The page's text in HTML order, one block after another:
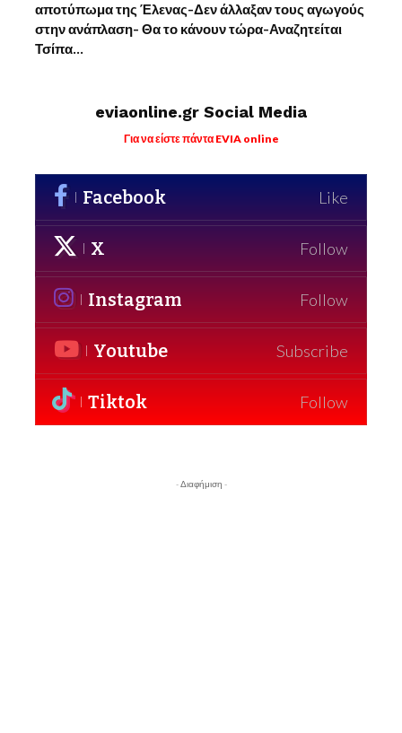
αποτύπωμα της Έλενας-Δεν άλλαξαν τους αγωγούς
στην ανάπλαση- Θα το κάνουν τώρα-Αναζητείται
Τσίπα…
eviaonline.gr Social Media
Για να είστε πάντα EVIA online
Facebook Like
X Follow
Instagram Follow
Youtube Subscribe
Tiktok Follow
- Διαφήμιση -